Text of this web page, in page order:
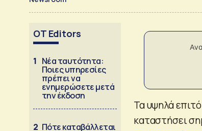
OT Editors
1 Νέα ταυτότητα:
Ποιες υπηρεσίες
πρέπει να
ενημερώσετε μετά
την έκδοση
2 Πότε καταβάλλεται
Τα υψηλά
καταστήσει